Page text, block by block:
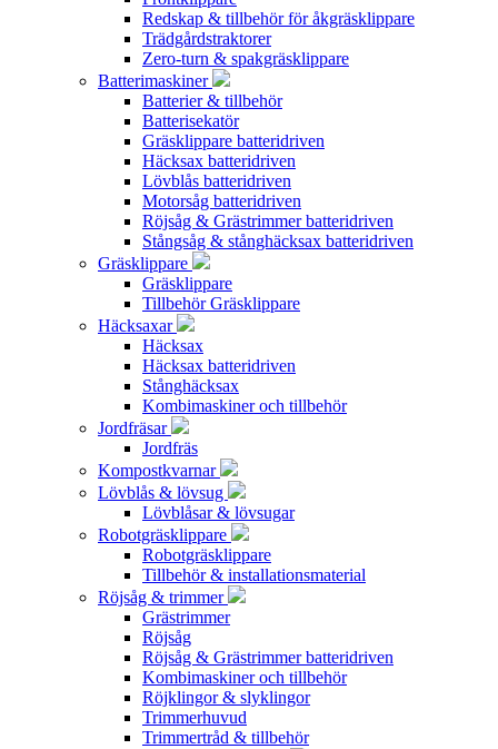
Redskap & tillbehör för åkgräsklippare
Trädgårdstraktorer
Zero-turn & spakgräsklippare
Batterimaskiner
Batterier & tillbehör
Batterisekatör
Gräsklippare batteridriven
Häcksax batteridriven
Lövblås batteridriven
Motorsåg batteridriven
Röjsåg & Grästrimmer batteridriven
Stångsåg & stånghäcksax batteridriven
Gräsklippare
Gräsklippare
Tillbehör Gräsklippare
Häcksaxar
Häcksax
Häcksax batteridriven
Stånghäcksax
Kombimaskiner och tillbehör
Jordfräsar
Jordfräs
Kompostkvarnar
Lövblås & lövsug
Lövblåsar & lövsugar
Robotgräsklippare
Robotgräsklippare
Tillbehör & installationsmaterial
Röjsåg & trimmer
Grästrimmer
Röjsåg
Röjsåg & Grästrimmer batteridriven
Kombimaskiner och tillbehör
Röjklingor & slyklingor
Trimmerhuvud
Trimmertråd & tillbehör